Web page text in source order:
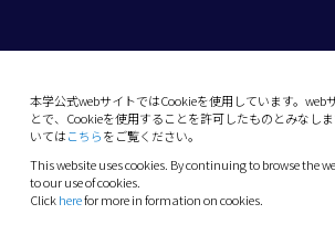
本学公式webサイトではCookieを使用しています。web
とで、Cookieを使用することを許可したものとみなし
いてはこちらをご覧ください。
This website uses cookies. By continuing to browse the
to our use of cookies.
Clickherefor more in formation on cookies.
10-13 Dogo-Himata, Matsuyama, Ehime
Phone: +81 89-927-9000